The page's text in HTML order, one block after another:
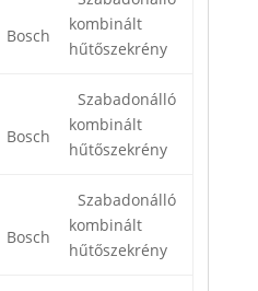
Bosch
kombinált
hűtőszekrény
Bosch
Szabadonálló
kombinált
hűtőszekrény
Bosch
Szabadonálló
kombinált
hűtőszekrény